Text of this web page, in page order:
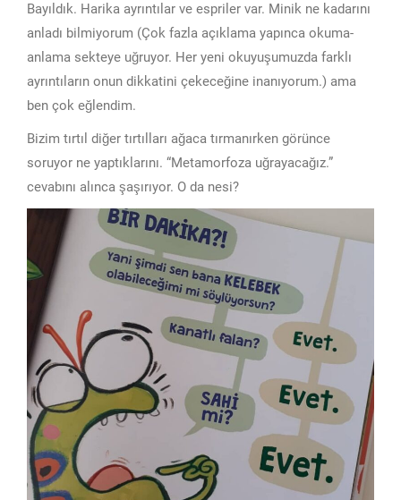
Bayıldık. Harika ayrıntılar ve espriler var. Minik ne kadarını
anladı bilmiyorum (Çok fazla açıklama yapınca okuma-
anlama sekteye uğruyor. Her yeni okuyuşumuzda farklı
ayrıntıların onun dikkatini çekeceğine inanıyorum.) ama
ben çok eğlendim.
Bizim tırtıl diğer tırtılları ağaca tırmanırken görünce
soruyor ne yaptıklarını. “Metamorfoza uğrayacağız.”
cevabını alınca şaşırıyor. O da nesi?